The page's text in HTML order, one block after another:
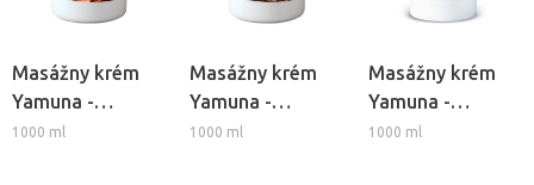
Masážny krém
Yamuna -
Paprika
1000 ml
Masážny krém
Yamuna -
Čokoláda
1000 ml
Masážny krém
Yamuna -
Frangipani-
1000 ml